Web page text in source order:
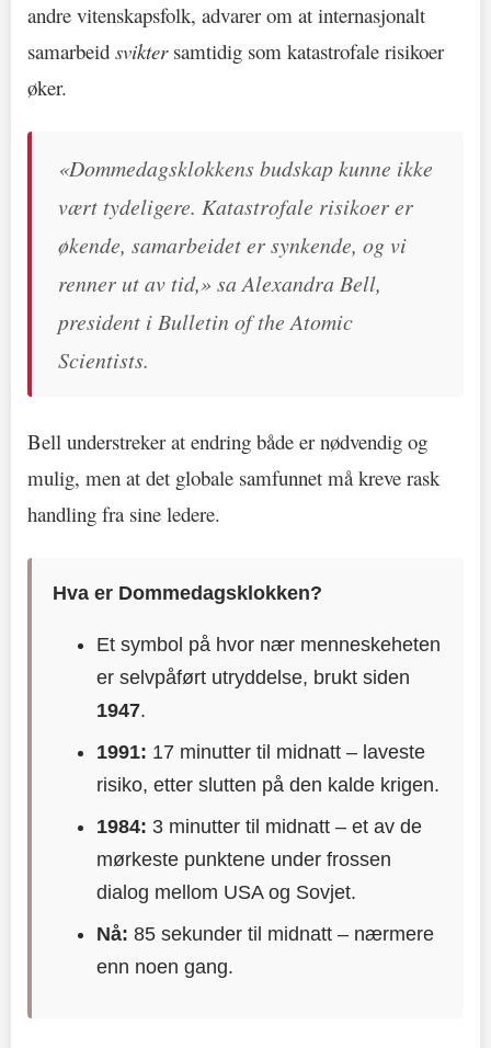
andre vitenskapsfolk, advarer om at internasjonalt
samarbeid sviktersamtidig som katastrofale risikoer
øker.
«Dommedagsklokkens budskap kunne ikke
vært tydeligere. Katastrofale risikoer er
økende, samarbeidet er synkende, og vi
renner ut av tid,» sa Alexandra Bell,
president i Bulletin of the Atomic
Scientists.
Bell understreker at endring både er nødvendig og
mulig, men at det globale samfunnet må kreve rask
handling fra sine ledere.
Hva er Dommedagsklokken?
Et symbol på hvor nær menneskeheten
er selvpåført utryddelse, brukt siden
1947.
1991: 17 minutter til midnatt – laveste
risiko, etter slutten på den kalde krigen.
1984: 3 minutter til midnatt – et av de
mørkeste punktene under frossen
dialog mellom USA og Sovjet.
Nå: 85 sekunder til midnatt – nærmere
enn noen gang.